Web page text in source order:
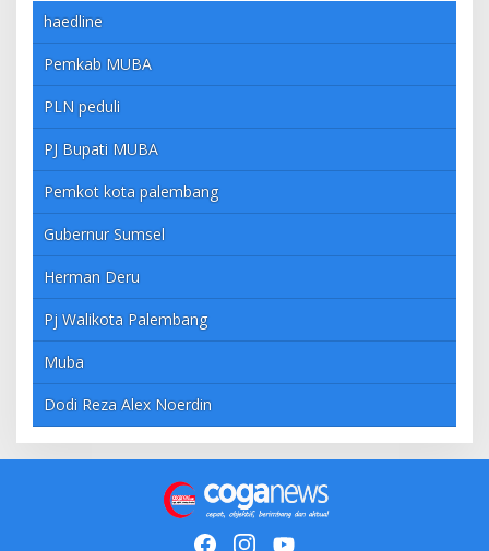
haedline
Pemkab MUBA
PLN peduli
PJ Bupati MUBA
Pemkot kota palembang
Gubernur Sumsel
Herman Deru
Pj Walikota Palembang
Muba
Dodi Reza Alex Noerdin